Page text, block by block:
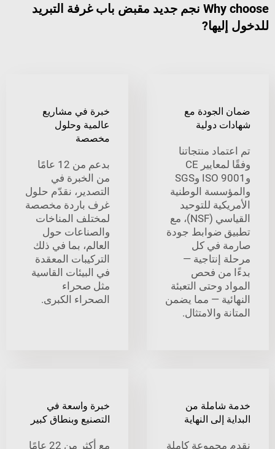
Why choose نجم جديد مقبض باب غرفة التبريد
مع
دولية
منتجاتنا
وفقًا لمعايير CE
وISO 9001 وSGS
الوطنية
للتوحيد
القياسي (NSF)، مع
ضوابط جودة
في كل
إنتاجية —
من فحص
وحتى التعبئة
— مما يضمن
والامتثال.
خبرة في مشاريع
عالمية وحلول
بدعم من 12 عامًا
من الخبرة في
التصدير، نقدّم حلول
غرف باردة مخصصة
لمختلف المناخات
والصناعات حول
العالم، بما في ذلك
التركيبات المعقدة
في البيئات القاسية
مثل صحراء
الصحراء الكبرى.
من
إلى النهاية
كاملة
خبرة واسعة في
التصنيع وبنطاق كبير
مع أكثر من 22 عامًا